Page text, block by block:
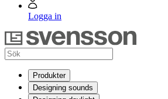
Logga in
Produkter
Designing sounds